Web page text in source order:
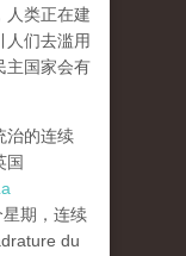
人类正在建
人们去滥用
主国家会有
治的连续
国
期，连续
du